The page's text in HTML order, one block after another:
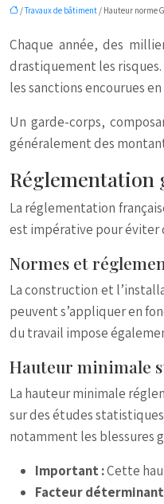
/Travaux de bâtiment / Hauteur norme
Chaque année, des
drastiquement les
les sanctions encourues
Un garde-corps,
généralement des
Réglementation
La réglementation
est impérative pour éviter
Normes et
La construction et
peuvent s’appliquer en
du travail impose
Hauteur minimale
La hauteur minimale
sur des études
notamment les blessures
Important :Cette
Facteur